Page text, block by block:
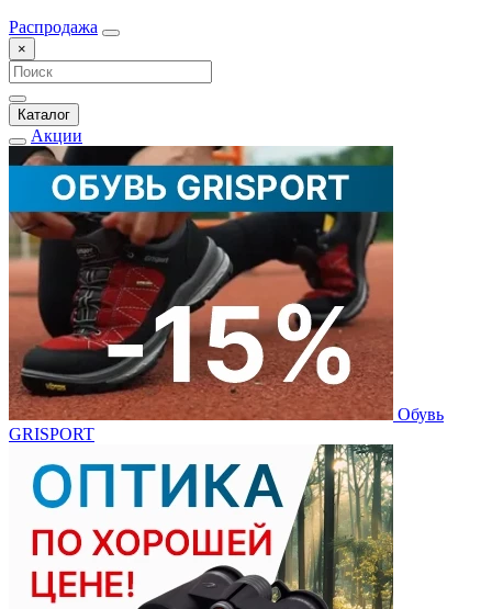
Распродажа
×
Каталог
Акции
Обувь
GRISPORT